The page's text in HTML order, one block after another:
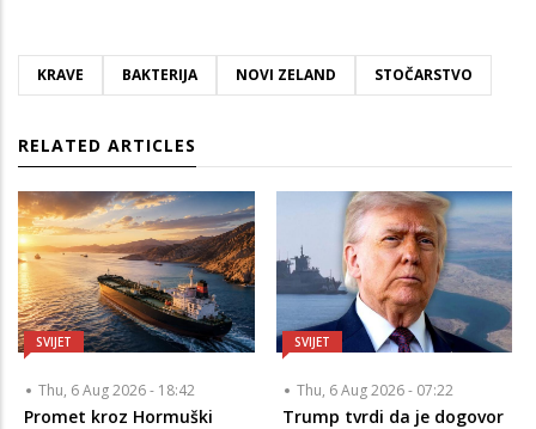
KRAVE BAKTERIJA NOVI ZELAND STOČARSTVO
RELATED ARTICLES
SVIJET
Thu, 6 Aug 2026 - 18:42
Promet kroz Hormuški
SVIJET
Thu, 6 Aug 2026 - 07:22
Trump tvrdi da je dogovor